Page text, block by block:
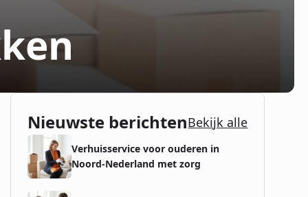
Nieuwste berichtenBekijk alle
Verhuisservice voor ouderen in
Noord-Nederland met zorg